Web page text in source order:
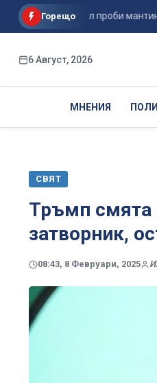
Горещо
автомобил проби
6 Август, 2026
МНЕНИЯ
СВЯТ
Тръмп смята
затворник,
08:43, 8 Февруари, 2025